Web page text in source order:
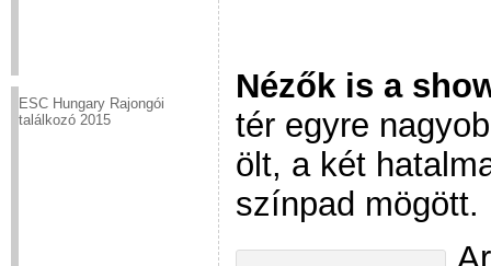
ESC Hungary Rajongói
találkozó 2015
Nézők is a
tér egyre
ölt, a két
színpad mögött.